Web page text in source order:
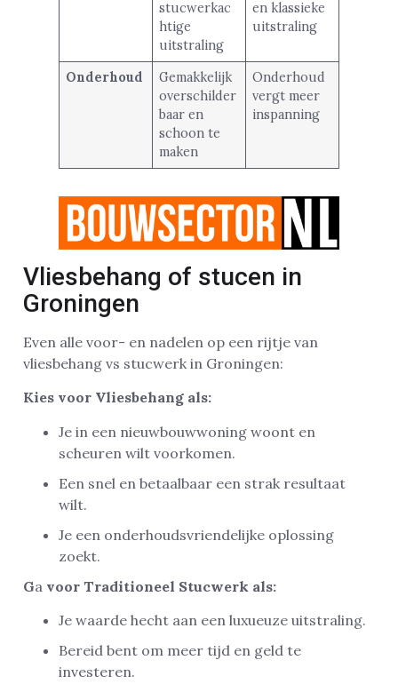
stucwerkac
htige
uitstraling
en klassieke
uitstraling
Onderhoud
Gemakkelijk
overschilder
baar en
schoon te
maken
Onderhoud
vergt meer
inspanning
Vliesbehang of stucen in
Groningen
Even alle voor- en nadelen op een rijtje van
vliesbehang vs stucwerk in Groningen:
Kies voor Vliesbehang als:
Je in een nieuwbouwwoning woont en
scheuren wilt voorkomen.
Een snel en betaalbaar een strak resultaat
wilt.
Je een onderhoudsvriendelijke oplossing
zoekt.
Ga voor Traditioneel Stucwerk als:
Je waarde hecht aan een luxueuze uitstraling.
Bereid bent om meer tijd en geld te
investeren.